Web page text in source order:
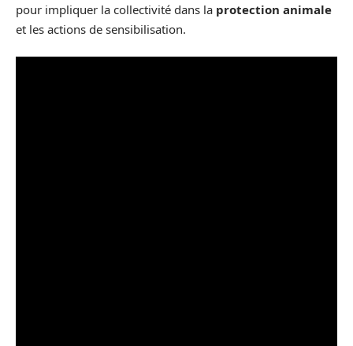
pour impliquer la collectivité dans la protection animale
et les actions de sensibilisation.